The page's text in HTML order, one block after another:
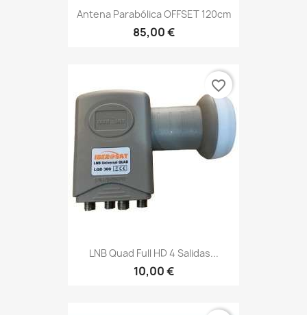
Antena Parabólica OFFSET 120cm
85,00 €
LNB Quad Full HD 4 Salidas...
10,00 €
favorite_border